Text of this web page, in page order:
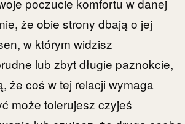
że obie strony dbają o jej
w którym widzisz
lub zbyt długie paznokcie,
że coś w tej relacji wymaga
może tolerujesz czyjeś